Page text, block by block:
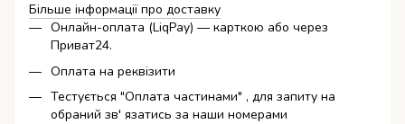
Більше інформації про доставку
Онлайн-оплата (LiqPay) — карткою або через
Приват24.
Оплата на реквізити
Тестується "Оплата частинами" , для запиту на
обраний зв' язатись за наши номерами